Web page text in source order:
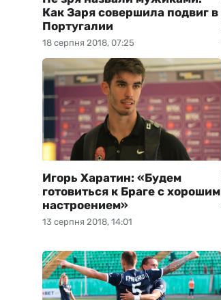
18 серпня 2018, 07:25
Как Заря совершила подвиг в
Португалии
13 серпня 2018, 14:01
Игорь Харатин: «Будем
готовиться к Браге с хорошим
настроением»